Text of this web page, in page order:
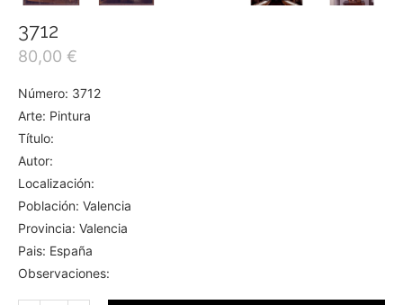
3712
80,00 €
Número: 3712
Arte: Pintura
Título:
Autor:
Localización:
Población: Valencia
Provincia: Valencia
Pais: España
Observaciones: